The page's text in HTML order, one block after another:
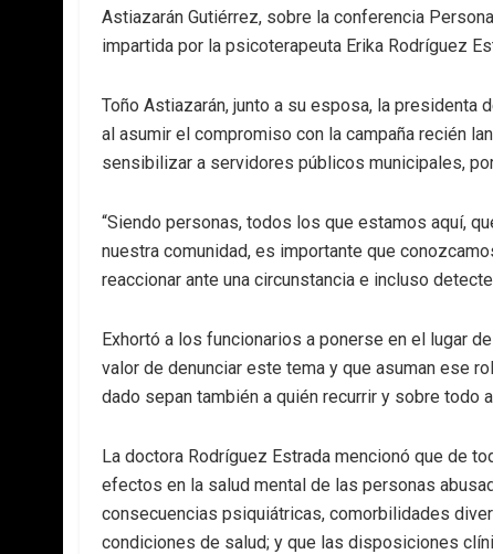
Astiazarán Gutiérrez, sobre la conferencia
impartida por la psicoterapeuta Erika Rodríguez
Toño Astiazarán, junto a su esposa, la presidenta
al asumir el compromiso con la campaña recién
sensibilizar a servidores públicos municipales,
“Siendo personas, todos los que estamos aquí,
nuestra comunidad, es importante que
reaccionar ante una circunstancia e incluso
Exhortó a los funcionarios a ponerse en el lugar
valor de denunciar este tema y que asuman ese
dado sepan también a quién recurrir y sobre todo
La doctora Rodríguez Estrada mencionó que de
efectos en la salud mental de las personas
consecuencias psiquiátricas, comorbilidades
condiciones de salud; y que las disposiciones